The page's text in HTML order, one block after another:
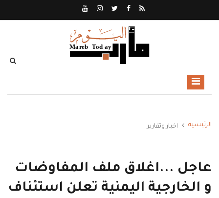
الرئيسية اخبار وتقارير
عاجل ...اغلاق ملف المفاوضات
و الخارجية اليمنية تعلن استئناف